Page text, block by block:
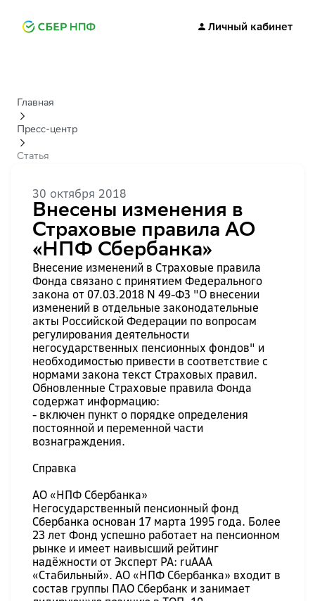
Личный кабинет
Главная
Пресс-центр
Статья
30 октября 2018
Внесены изменения в
Страховые правила АО
«НПФ Сбербанка»
Внесение изменений в Страховые правила
Фонда связано с принятием Федерального
закона от 07.03.2018 N 49-ФЗ "О внесении
изменений в отдельные законодательные
акты Российской Федерации по вопросам
регулирования деятельности
негосударственных пенсионных фондов" и
необходимостью привести в соответствие с
нормами закона текст Страховых правил.
Обновленные Страховые правила Фонда
содержат информацию:
- включен пункт о порядке определения
постоянной и переменной части
вознаграждения.
Справка
АО «НПФ Сбербанка»
Негосударственный пенсионный фонд
Сбербанка основан 17 марта 1995 года. Более
23 лет Фонд успешно работает на пенсионном
рынке и имеет наивысший рейтинг
надёжности от Эксперт РА: ruAAA
«Стабильный». АО «НПФ Сбербанка» входит в
состав группы ПАО Сбербанк и занимает